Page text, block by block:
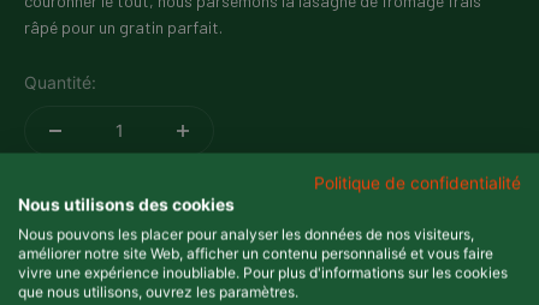
Politique de confidentialité
Nous utilisons des cookies
Nous pouvons les placer pour analyser les données de nos visiteurs,
améliorer notre site Web, afficher un contenu personnalisé et vous faire
vivre une expérience inoubliable. Pour plus d'informations sur les cookies
que nous utilisons, ouvrez les paramètres.
râpé pour un gratin parfait.
Quantité:
Attention : La Lasagne Bolognese doit être achetée
8
quantité minimale
de commande pour l'ensemble des produits
est de500 unités min.